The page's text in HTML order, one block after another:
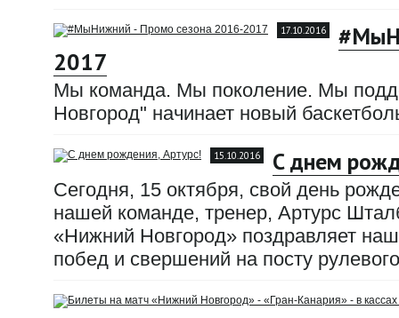
17.10.2016
2017
Мы команда. Мы поколение. Мы
Новгород" начинает новый
15.10.2016 С днем
Сегодня, 15 октября, свой день
нашей команде, тренер, Артурс
«Нижний Новгород» поздравляет
побед и свершений на посту